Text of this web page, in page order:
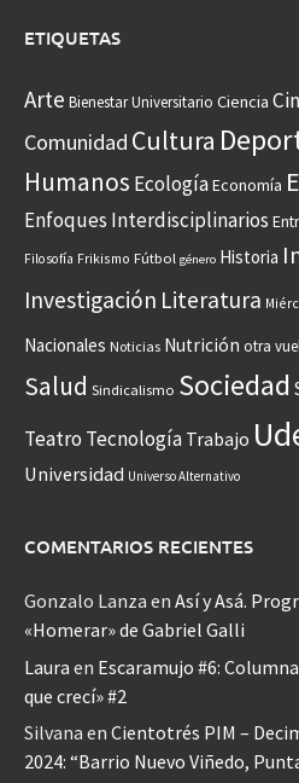
ETIQUETAS
Arte Bienestar Universitario Ciencia
Comunidad Cultura
Humanos EcologíaEconomía
Enfoques Interdisciplinarios
Filosofía Frikismo Fútbol género Historia
Investigación Literatura
Nacionales Noticias Nutrición otra
Salud Sindicalismo Sociedad
Teatro Tecnología Trabajo
Universidad Universo Alternativo
COMENTARIOS RECIENTES
Gonzalo Lanza en Así y Asá.
«Homerar» de Gabriel Galli
Laura en Escaramujo #6:
que crecí» #2
Silvana en Cientotrés PIM –
2024: “Barrio Nuevo Viñedo,